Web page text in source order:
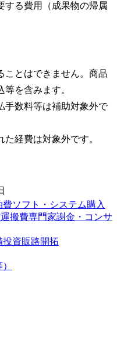
する費用（成果物の帰属
ことはできません。商品
を含みます。
手数料等は補助対象外で
経費は対象外です。
費ソフト・システム購入
搬費専門家謝金・コンサ
投資販路開拓